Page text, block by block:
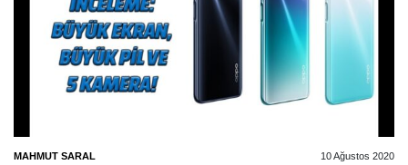
MAHMUT SARAL 10 Ağustos 2020